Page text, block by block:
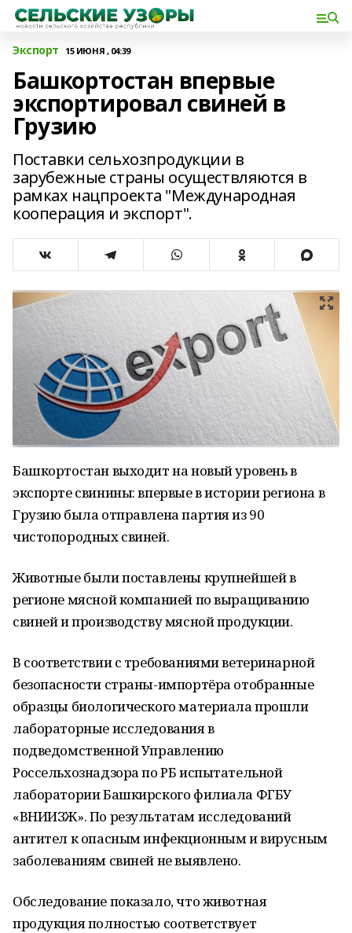
Экспорт 15 ИЮНЯ , 04:39
Башкортостан впервые
экспортировал свиней в
Грузию
Поставки сельхозпродукции в
зарубежные страны осуществляются в
рамках нацпроекта "Международная
кооперация и экспорт".
Башкортостан выходит на новый уровень в
экспорте свинины: впервые в истории региона в
Грузию была отправлена партия из 90
чистопородных свиней.
Животные были поставлены крупнейшей в
регионе мясной компанией по выращиванию
свиней и производству мясной продукции.
В соответствии с требованиями ветеринарной
безопасности страны-импортёра отобранные
образцы биологического материала прошли
лабораторные исследования в
подведомственной Управлению
Россельхознадзора по РБ испытательной
лаборатории Башкирского филиала ФГБУ
«ВНИИЗЖ». По результатам исследований
антител к опасным инфекционным и вирусным
заболеваниям свиней не выявлено.
Обследование показало, что животная
продукция полностью соответствует